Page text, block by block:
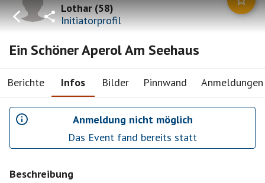
Lothar(58)
Initiatorprofil
Ein Schöner Aperol Am Seehaus
Berichte Infos Bilder Pinnwand Anmeldungen
Anmeldung nicht möglich
Das Event fand bereits statt
Beschreibung